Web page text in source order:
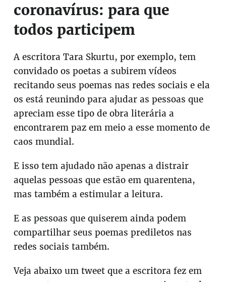
coronavírus: para que
todos participem
A escritora Tara Skurtu, por exemplo, tem
convidado os poetas a subirem vídeos
recitando seus poemas nas redes sociais e ela
os está reunindo para ajudar as pessoas que
apreciam esse tipo de obra literária a
encontrarem paz em meio a esse momento de
caos mundial.
E isso tem ajudado não apenas a distrair
aquelas pessoas que estão em quarentena,
mas também a estimular a leitura.
E as pessoas que quiserem ainda podem
compartilhar seus poemas prediletos nas
redes sociais também.
Veja abaixo um tweet que a escritora fez em